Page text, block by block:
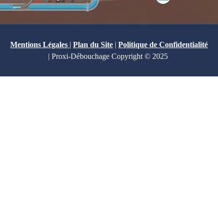
Mentions Légales | Plan du Site | Politique de Confidentialité
| Proxi-Débouchage Copyright © 2025